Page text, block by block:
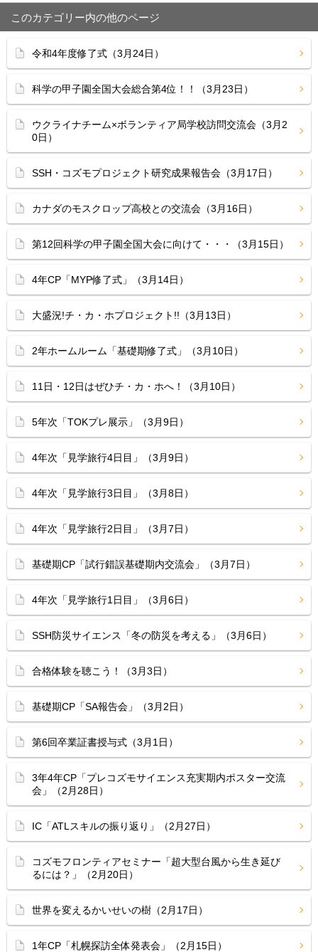
このカテゴリー内の他のページ
令和4年度修了式（3月24日）
科学の甲子園全国大会総合第4位！！（3月23日）
ウクライナチーム×ボランティア局学校訪問交流会（3月2
0日）
SSH・コズモプロジェクト研究成果報告会（3月17日）
カナダのモスクロップ高校との交流会（3月16日）
第12回科学の甲子園全国大会に向けて・・・（3月15日）
4年CP「MYP修了式」（3月14日）
大盛況!チ・カ・ホプロジェクト!!（3月13日）
2年ホームルーム「基礎期修了式」（3月10日）
11日・12日はぜひチ・カ・ホへ！（3月10日）
5年次「TOKプレ展示」（3月9日）
4年次「見学旅行4日目」（3月9日）
4年次「見学旅行3日目」（3月8日）
4年次「見学旅行2日目」（3月7日）
基礎期CP「試行錯誤基礎期内交流会」（3月7日）
4年次「見学旅行1日目」（3月6日）
SSH防災サイエンス「冬の防災を考える」（3月6日）
合格体験を聴こう！（3月3日）
基礎期CP「SA報告会」（3月2日）
第6回卒業証書授与式（3月1日）
3年4年CP「プレコズモサイエンス充実期内ポスター交流
会」（2月28日）
IC「ATLスキルの振り返り」（2月27日）
コズモフロンティアセミナー「超大型台風から生き延び
るには？」（2月20日）
世界を変えるかいせいの樹（2月17日）
1年CP「札幌探訪全体発表会」（2月15日）